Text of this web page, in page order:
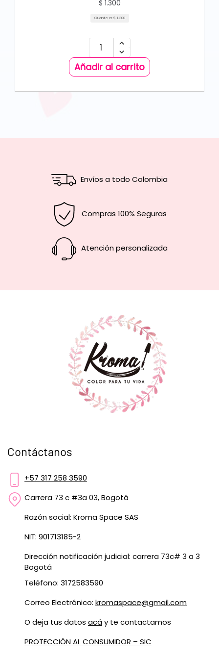
$ 1.300
Guante a: $ 1.300
Añadir al carrito
Envíos a todo Colombia
Compras 100% Seguras
Atención personalizada
Contáctanos
+57 317 258 3590
Carrera 73 c #3a 03, Bogotá
Razón social: Kroma Space SAS
NIT: 901713185-2
Dirección notificación judicial: carrera 73c# 3 a 3
Bogotá
Teléfono: 3172583590
Correo Electrónico: kromaspace@gmail.com
O deja tus datos acáy te contactamos
PROTECCIÓN AL CONSUMIDOR – SIC